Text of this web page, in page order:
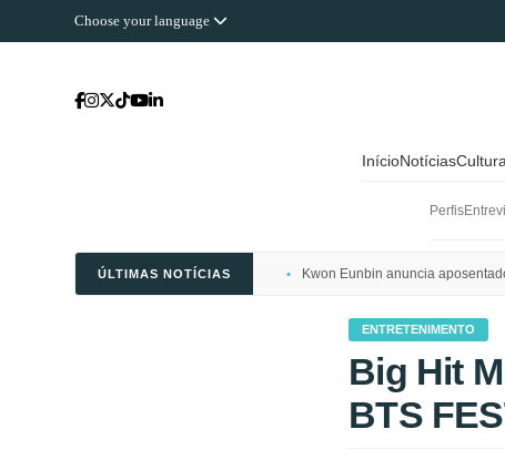
Choose your language
InícioNotícias
Perfis
ÚLTIMAS NOTÍCIAS Kwon Eunbin anuncia
ENTRETENIMENTO
Big Hit
BTS